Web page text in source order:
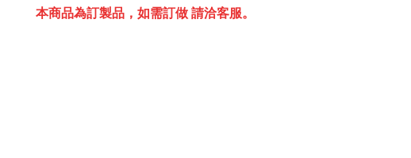
本商品為訂製品， 如需訂做 請洽客服。